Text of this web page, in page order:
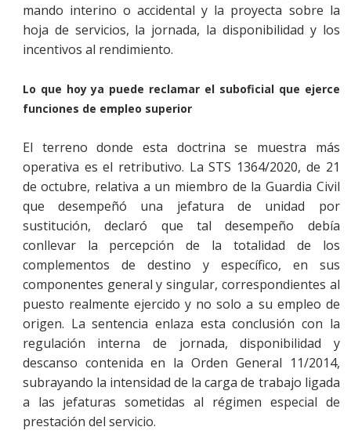
mando interino o accidental y la proyecta sobre la
hoja de servicios, la jornada, la disponibilidad y los
incentivos al rendimiento.
Lo que hoy ya puede reclamar el suboficial que ejerce
funciones de empleo superior
El terreno donde esta doctrina se muestra más
operativa es el retributivo. La STS 1364/2020, de 21
de octubre, relativa a un miembro de la Guardia Civil
que desempeñó una jefatura de unidad por
sustitución, declaró que tal desempeño debía
conllevar la percepción de la totalidad de los
complementos de destino y específico, en sus
componentes general y singular, correspondientes al
puesto realmente ejercido y no solo a su empleo de
origen. La sentencia enlaza esta conclusión con la
regulación interna de jornada, disponibilidad y
descanso contenida en la Orden General 11/2014,
subrayando la intensidad de la carga de trabajo ligada
a las jefaturas sometidas al régimen especial de
prestación del servicio.